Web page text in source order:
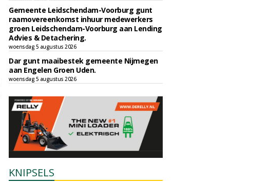
Gemeente Leidschendam-Voorburg gunt
raamovereenkomst inhuur medewerkers
groen Leidschendam-Voorburg aan Lending
Advies & Detachering.
woensdag 5 augustus 2026
Dar gunt maaibestek gemeente Nijmegen
aan Engelen Groen Uden.
woensdag 5 augustus 2026
KNIPSELS